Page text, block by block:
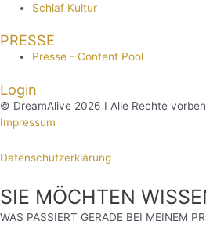
Schlaf Kultur
PRESSE
Presse - Content Pool
Login
© DreamAlive 2026 I Alle Rechte
Impressum
Datenschutzerklärung
SIE MÖCHTEN
WAS PASSIERT GERADE BEI MEINEM